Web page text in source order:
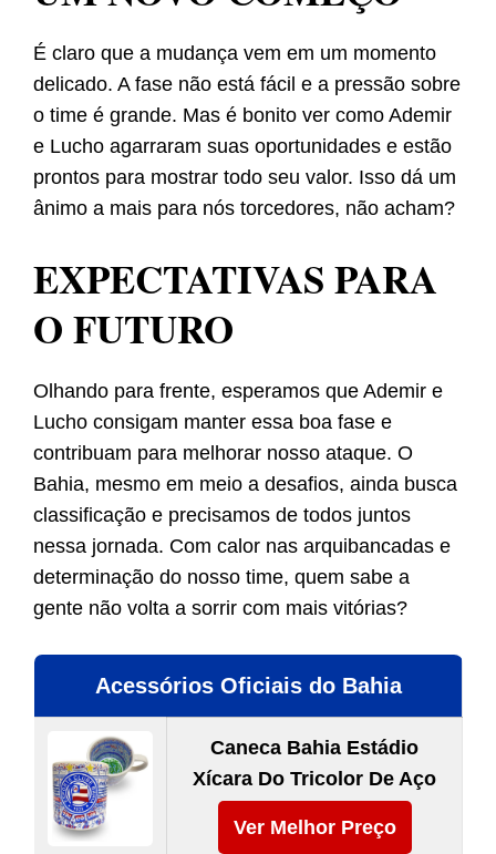
É claro que a mudança vem em um momento
delicado. A fase não está fácil e a pressão sobre
o time é grande. Mas é bonito ver como Ademir
e Lucho agarraram suas oportunidades e estão
prontos para mostrar todo seu valor. Isso dá um
ânimo a mais para nós torcedores, não acham?
EXPECTATIVAS PARA
O FUTURO
Olhando para frente, esperamos que Ademir e
Lucho consigam manter essa boa fase e
contribuam para melhorar nosso ataque. O
Bahia, mesmo em meio a desafios, ainda busca
classificação e precisamos de todos juntos
nessa jornada. Com calor nas arquibancadas e
determinação do nosso time, quem sabe a
gente não volta a sorrir com mais vitórias?
Acessórios Oficiais do Bahia
Caneca Bahia Estádio
Xícara Do Tricolor De Aço
Ver Melhor Preço